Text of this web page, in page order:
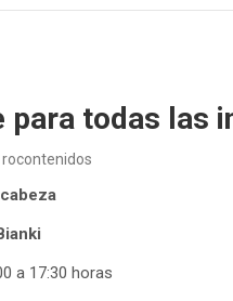
para todas las
rocontenidos
a 17:30 horas